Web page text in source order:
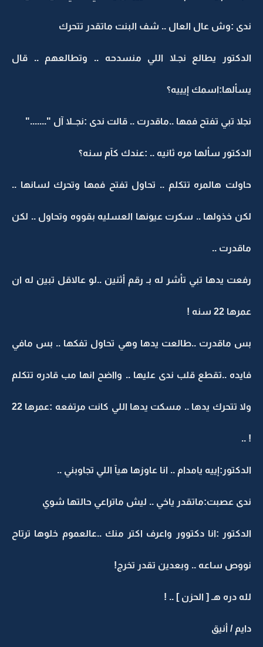
ندى :وش عال العال .. شف البنت ماتقدر تتحرك
الدكتور يطالع نجـلا اللي منسدحه .. وتطالعهم .. قال
يسألها:اسمك إيييه؟
نجلا تبي تفتح فمها ..ماقدرت .. قالت ندى :نجــلا آل "......."
الدكتور سألها مره ثانيه .. :عندك كآم سنه؟
حاولت هالمره تتكلم .. تحاول تفتح فمها وتحرك لسانها ..
لكن خذولها .. سكرت عيونها العسليه بقووه وتحاول .. لكن
ماقدرت ..
رفعت يدها تبي تأشر له بـ رقم أثنين ..لو عالاقل تبين له ان
عمرها 22 سنه !
بس ماقدرت ..طالعت يدها وهي تحاول تفكها .. بس مافي
فايده ..تقطع قلب ندى عليها .. وااضح انها مب قادره تتكلم
ولا تتحرك يدها .. مسكت يدها اللي كانت مرتفعه :عمرها 22
! ..
الدكتور:إييه يامدام .. انا عاوزها هيآ اللي تجاوبني ..
ندى عصبت:ماتقدر ياخي .. ليش ماتراعي حالتها شوي
الدكتور :انا دكتوور واعرف اكتر منك ..عالعموم خلوها ترتاح
نووص ساعه .. وبعدين تقدر تخرج!
لله دره هـ [ الحزن ] .. !
دايم / أنيق